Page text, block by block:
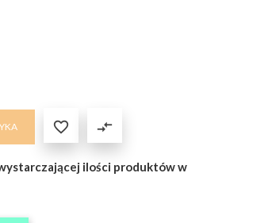
 compare_arrows
ilości produktów w